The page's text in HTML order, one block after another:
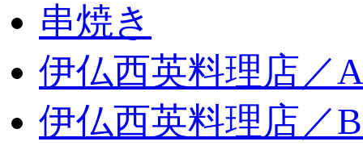
串焼き
伊仏西英料理店／
伊仏西英料理店／